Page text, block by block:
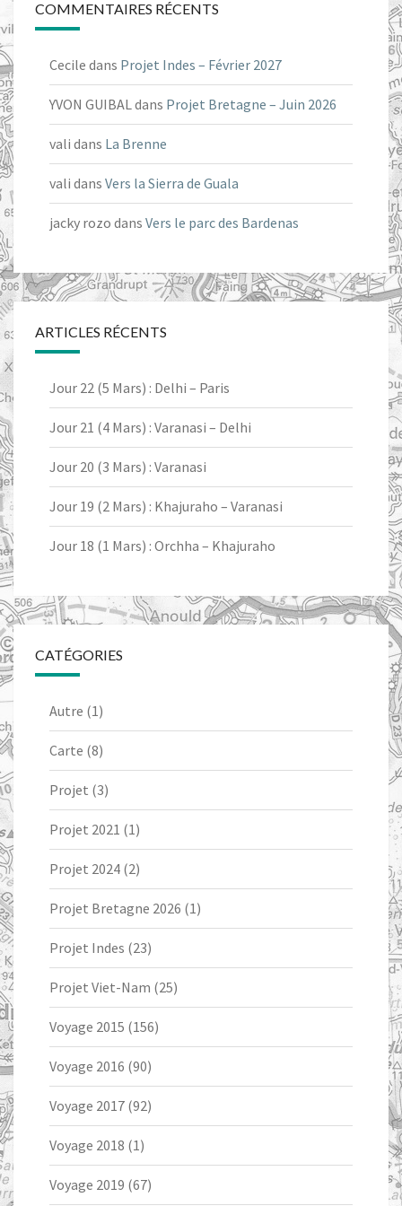
COMMENTAIRES RÉCENTS
Cecile dans Projet Indes – Février 2027
YVON GUIBAL dans Projet Bretagne – Juin 2026
vali dans La Brenne
vali dans Vers la Sierra de Guala
jacky rozo dans Vers le parc des Bardenas
ARTICLES RÉCENTS
Jour 22 (5 Mars) : Delhi – Paris
Jour 21 (4 Mars) : Varanasi – Delhi
Jour 20 (3 Mars) : Varanasi
Jour 19 (2 Mars) : Khajuraho – Varanasi
Jour 18 (1 Mars) : Orchha – Khajuraho
CATÉGORIES
Autre (1)
Carte (8)
Projet (3)
Projet 2021 (1)
Projet 2024 (2)
Projet Bretagne 2026 (1)
Projet Indes (23)
Projet Viet-Nam (25)
Voyage 2015 (156)
Voyage 2016 (90)
Voyage 2017 (92)
Voyage 2018 (1)
Voyage 2019 (67)